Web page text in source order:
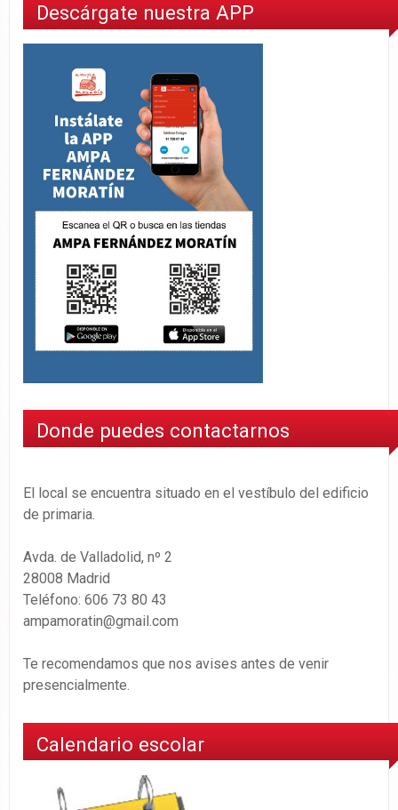
Descárgate nuestra APP
Donde puedes contactarnos
El local se encuentra situado en el vestíbulo del edificio
de primaria.
Avda. de Valladolid, nº 2
28008 Madrid
Teléfono: 606 73 80 43
ampamoratin@gmail.com
Te recomendamos que nos avises antes de venir
presencialmente.
Calendario escolar